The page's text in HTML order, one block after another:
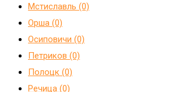
Мстиславль (0)
Орша (0)
Осиповичи (0)
Петриков (0)
Полоцк (0)
Речица (0)